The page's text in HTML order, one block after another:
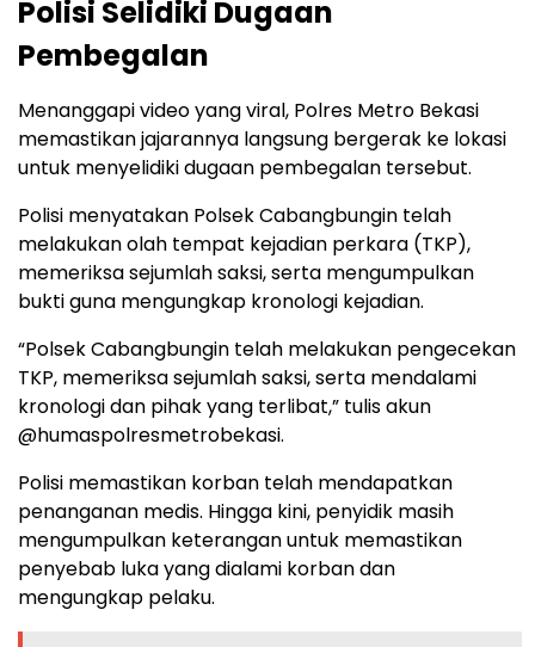
Polisi Selidiki Dugaan
Pembegalan
Menanggapi video yang viral, Polres Metro Bekasi
memastikan jajarannya langsung bergerak ke lokasi
untuk menyelidiki dugaan pembegalan tersebut.
Polisi menyatakan Polsek Cabangbungin telah
melakukan olah tempat kejadian perkara (TKP),
memeriksa sejumlah saksi, serta mengumpulkan
bukti guna mengungkap kronologi kejadian.
“Polsek Cabangbungin telah melakukan pengecekan
TKP, memeriksa sejumlah saksi, serta mendalami
kronologi dan pihak yang terlibat,” tulis akun
@humaspolresmetrobekasi.
Polisi memastikan korban telah mendapatkan
penanganan medis. Hingga kini, penyidik masih
mengumpulkan keterangan untuk memastikan
penyebab luka yang dialami korban dan
mengungkap pelaku.